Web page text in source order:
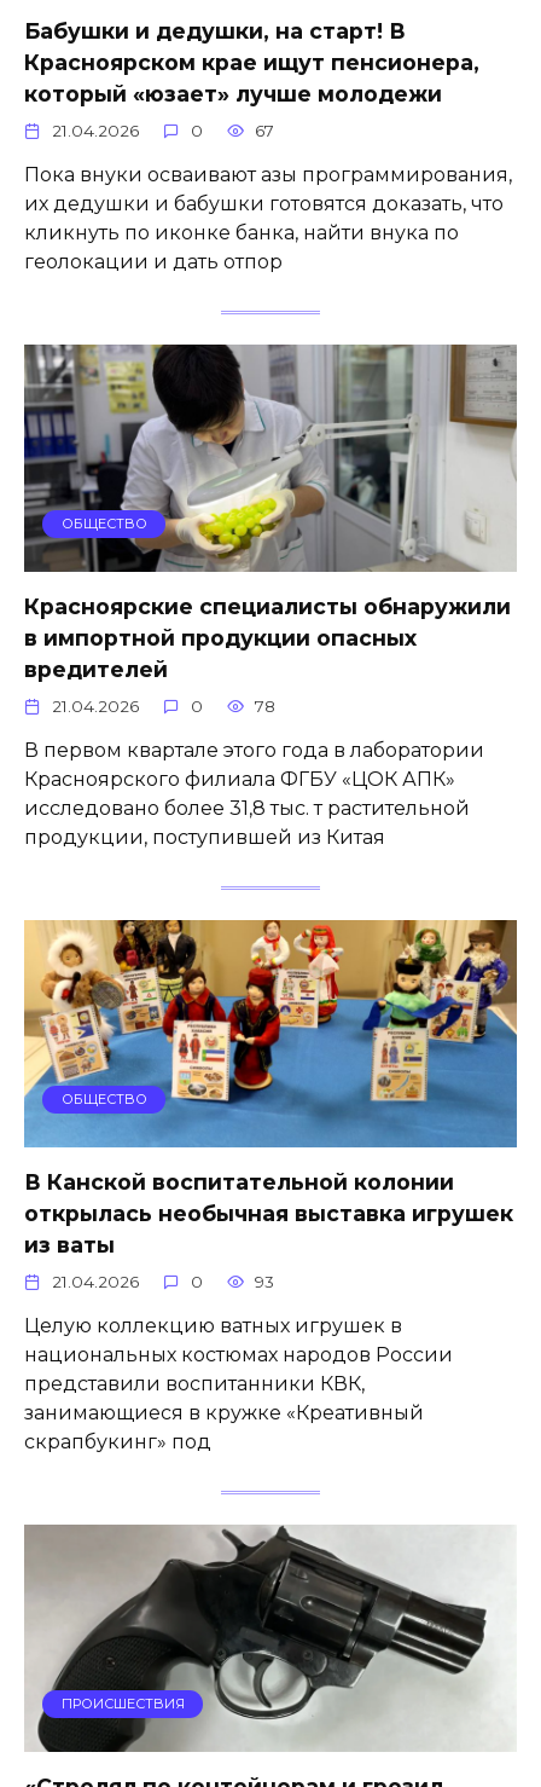
Бабушки и дедушки, на старт! В
Красноярском крае ищут пенсионера,
который «юзает» лучше молодежи
21.04.2026 0 67
Пока внуки осваивают азы программирования,
их дедушки и бабушки готовятся доказать, что
кликнуть по иконке банка, найти внука по
геолокации и дать отпор
ОБЩЕСТВО
Красноярские специалисты обнаружили
в импортной продукции опасных
вредителей
21.04.2026 0 78
В первом квартале этого года в лаборатории
Красноярского филиала ФГБУ «ЦОК АПК»
исследовано более 31,8 тыс. т растительной
продукции, поступившей из Китая
ОБЩЕСТВО
В Канской воспитательной колонии
открылась необычная выставка игрушек
из ваты
21.04.2026 0 93
Целую коллекцию ватных игрушек в
национальных костюмах народов России
представили воспитанники КВК,
занимающиеся в кружке «Креативный
скрапбукинг» под
ПРОИСШЕСТВИЯ